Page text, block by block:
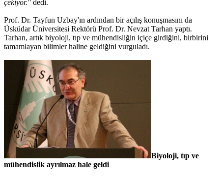
çekiyor." dedi.
Prof. Dr. Tayfun Uzbay'ın ardından bir açılış konuşmasını da
Üsküdar Üniversitesi Rektörü Prof. Dr. Nevzat Tarhan yaptı.
Tarhan, artık biyoloji, tıp ve mühendisliğin içiçe girdiğini, birbirini
tamamlayan bilimler haline geldiğini vurguladı.
Biyoloji, tıp ve
mühendislik ayrılmaz hale geldi